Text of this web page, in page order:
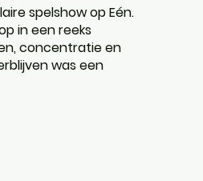
spelshow op Eén.
in een reeks
concentratie en
was een